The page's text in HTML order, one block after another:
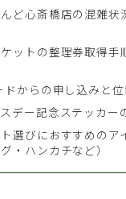
ど心斎橋店の混雑状
ットの整理券取得手
ドからの申し込みと
デー記念ステッカー
選びにおすすめのア
・ハンカチなど）